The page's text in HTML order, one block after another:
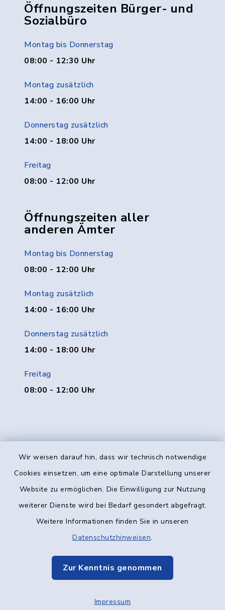
Wir weisen darauf hin, dass wir technisch notwendige
Cookies einsetzen, um eine optimale Darstellung unserer
Website zu ermöglichen. Die Einwilligung zur Nutzung
weiterer Dienste wird bei Bedarf gesondert abgefragt.
Weitere Informationen finden Sie in unseren
Datenschutzhinweisen.
Zur Kenntnis genommen
Impressum
Öffnungszeiten Bürger- und
Sozialbüro
Montag bis Donnerstag
08:00 - 12:30 Uhr
Montag zusätzlich
14:00 - 16:00 Uhr
Donnerstag zusätzlich
14:00 - 18:00 Uhr
Freitag
08:00 - 12:00 Uhr
Öffnungszeiten aller
anderen Ämter
Montag bis Donnerstag
08:00 - 12:00 Uhr
Montag zusätzlich
14:00 - 16:00 Uhr
Donnerstag zusätzlich
14:00 - 18:00 Uhr
Freitag
08:00 - 12:00 Uhr
Kontakt
Datenschutz
Elektronische Kommunikation
Sitemap